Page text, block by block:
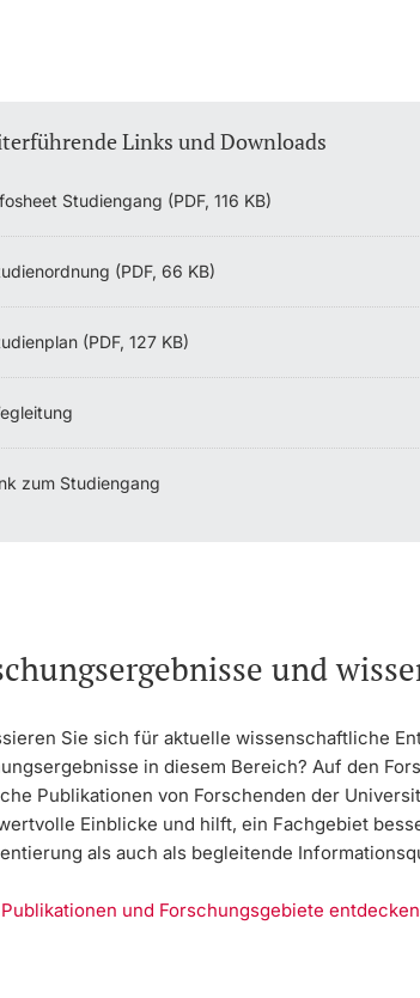
Links und Downloads
Studiengang (PDF, 116 KB)
(PDF, 66 KB)
(PDF, 127 KB)
zum Studiengang
und
Sie sich für aktuelle wissenschaftliche
in diesem Bereich? Auf den
Publikationen von Forschenden der
Einblicke und hilft, ein Fachgebiet
als auch als begleitende
und Forschungsgebiete entdecken